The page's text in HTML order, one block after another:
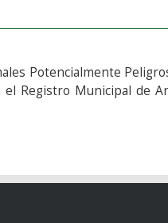
Potencialmente
Registro Municipal de